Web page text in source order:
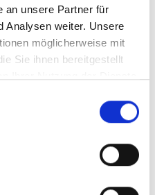
an unsere Partner für
Analysen weiter. Unsere
möglicherweise mit
Sie ihnen bereitgestellt